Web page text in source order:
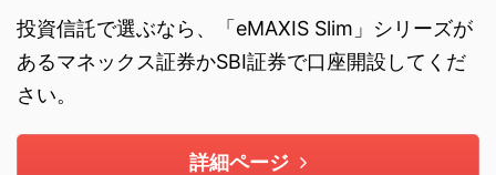
投資信託で選ぶなら、「eMAXIS Slim」シリーズが
あるマネックス証券かSBI証券で口座開設してくだ
さい。
詳細ページ